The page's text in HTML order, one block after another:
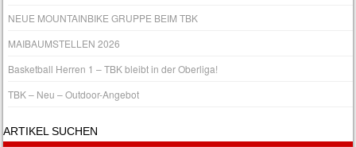
NEUE MOUNTAINBIKE GRUPPE BEIM TBK
MAIBAUMSTELLEN 2026
Basketball Herren 1 – TBK bleibt in der Oberliga!
TBK – Neu – Outdoor-Angebot
ARTIKEL SUCHEN